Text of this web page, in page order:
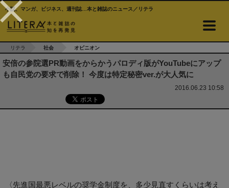
小説、マンガ、ビジネス、週刊誌…本と雑誌のニュース／リテラ
リテラ 社会 オピニオン
安倍の参院選PR動画をからかうパロディ版がYouTubeにアップ
も自民党の要求で削除！ 今度は特定秘密ver.が大人気に
2016.06.23 10:58
〈先進国最悪レベルの奨学金制度を、多少見直すくらいは考え